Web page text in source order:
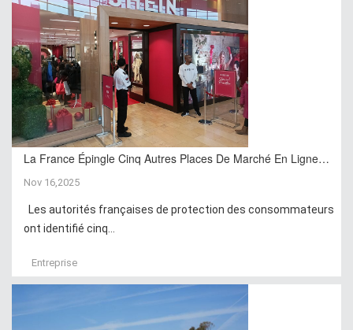
La France Épingle Cinq Autres Places De Marché En Ligne…
Nov 16,2025
Les autorités françaises de protection des consommateurs
ont identifié cinq...
Entreprise